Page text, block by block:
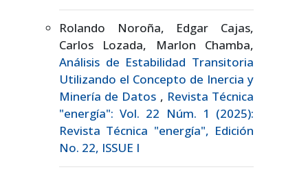
Rolando Noroña, Edgar Cajas,
Carlos Lozada, Marlon Chamba,
Análisis de Estabilidad Transitoria
Utilizando el Concepto de Inercia y
Minería de Datos , Revista Técnica
"energía": Vol. 22 Núm. 1 (2025):
Revista Técnica "energía", Edición
No. 22, ISSUE I